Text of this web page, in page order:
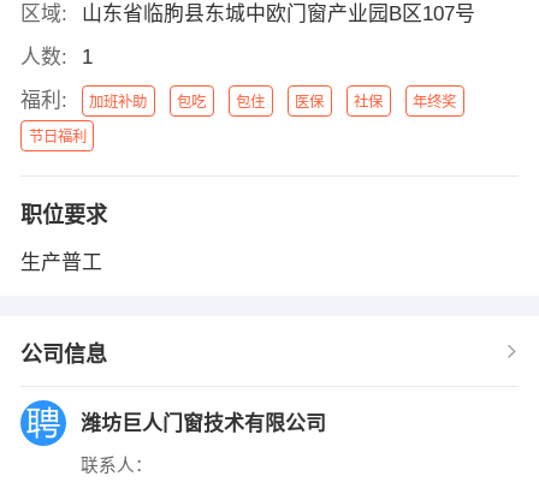
区域:
山东省临朐县东城中欧门窗产业园B区107号
人数:
1
福利:
加班补助 包吃 包住 医保 社保 年终奖
节日福利
职位要求
生产普工
公司信息
潍坊巨人门窗技术有限公司
联系人：